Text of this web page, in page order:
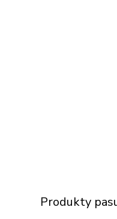
Produkty